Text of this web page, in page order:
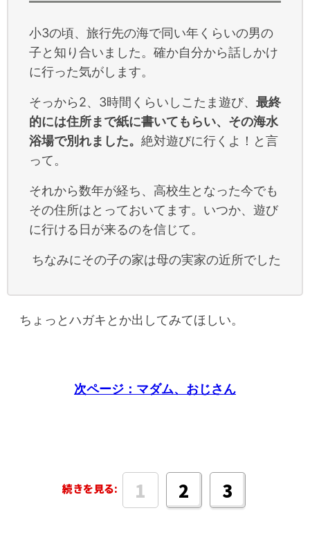
小3の頃、旅行先の海で同い年くらいの男の
子と知り合いました。確か自分から話しかけ
に行った気がします。
そっから2、3時間くらいしこたま遊び、 最終
的には住所まで紙に書いてもらい、その海水
浴場で別れました。 絶対遊びに行くよ！と言
って。
それから数年が経ち、高校生となった今でも
その住所はとっておいてます。いつか、遊び
に行ける日が来るのを信じて。
ちなみにその子の家は母の実家の近所でした
ちょっとハガキとか出してみてほしい。
次ページ：マダム、おじさん
続きを見る: 1 2 3